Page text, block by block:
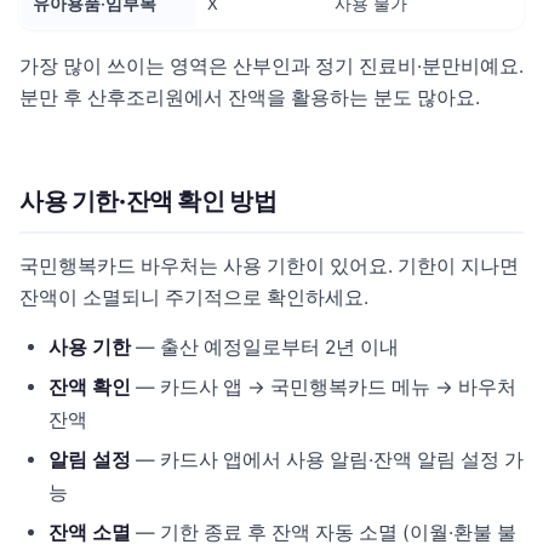
가장 많이 쓰이는 영역은 산부인과 정기 진료비·분만비예요.
분만 후 산후조리원에서 잔액을 활용하는 분도 많아요.
사용 기한·잔액 확인 방법
국민행복카드 바우처는 사용 기한이 있어요. 기한이 지나면
잔액이 소멸되니 주기적으로 확인하세요.
사용 기한— 출산 예정일로부터 2년 이내
잔액 확인 — 카드사 앱 → 국민행복카드 메뉴 → 바우처
잔액
알림 설정 — 카드사 앱에서 사용 알림·잔액 알림 설정 가
능
잔액 소멸 — 기한 종료 후 잔액 자동 소멸 (이월·환불 불